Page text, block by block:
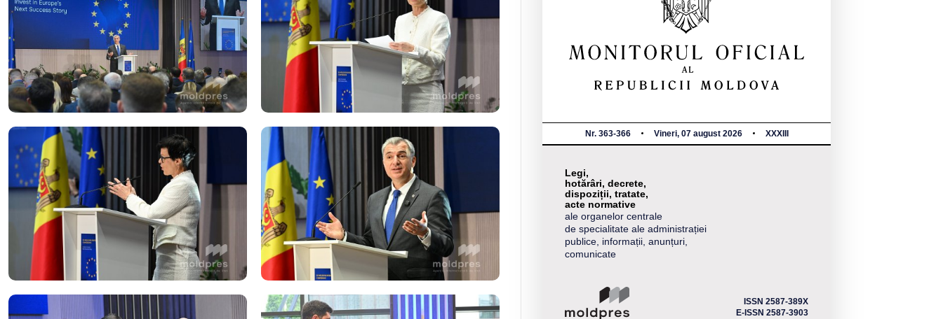
Nr. 363-366 Vineri, 07 august 2026 XXXIII
Legi,
hotărâri, decrete,
dispoziții, tratate,
acte normative
ale organelor centrale
de specialitate ale administrației
publice, informații, anunțuri,
comunicate
ISSN 2587-389X
E-ISSN 2587-3903